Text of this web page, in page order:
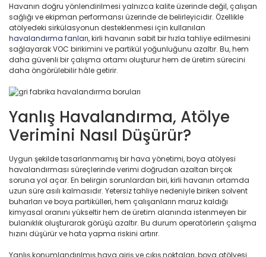
Havanın doğru yönlendirilmesi yalnızca kalite üzerinde değil, çalışan
sağlığı ve ekipman performansı üzerinde de belirleyicidir. Özellikle
atölyedeki sirkülasyonun desteklenmesi için kullanılan
havalandırma fanları, kirli havanın sabit bir hızla tahliye edilmesini
sağlayarak VOC birikimini ve partikül yoğunluğunu azaltır. Bu, hem
daha güvenli bir çalışma ortamı oluşturur hem de üretim sürecini
daha öngörülebilir hâle getirir.
Yanlış Havalandırma, Atölye
Verimini Nasıl Düşürür?
Uygun şekilde tasarlanmamış bir hava yönetimi, boya atölyesi
havalandırması süreçlerinde verimi doğrudan azaltan birçok
soruna yol açar. En belirgin sorunlardan biri, kirli havanın ortamda
uzun süre asılı kalmasıdır. Yetersiz tahliye nedeniyle biriken solvent
buharları ve boya partikülleri, hem çalışanların maruz kaldığı
kimyasal oranını yükseltir hem de üretim alanında istenmeyen bir
bulanıklık oluşturarak görüşü azaltır. Bu durum operatörlerin çalışma
hızını düşürür ve hata yapma riskini artırır.
Yanlış konumlandırılmış hava giriş ve çıkış noktaları, boya atölyesi